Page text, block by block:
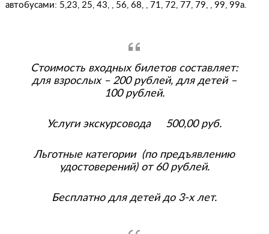
автобусами: 5,23, 25, 43, , 56, 68, , 71, 72, 77, 79, , 99, 99а.
Стоимость входных билетов составляет:
для взрослых – 200 рублей, для детей –
100 рублей.
Услуги экскурсовода 500,00 руб.
Льготные категории (по предъявлению
удостоверений) от 60 рублей.
Бесплатно для детей до 3-х лет.